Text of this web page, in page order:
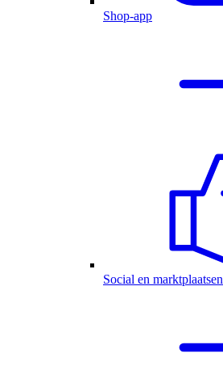
Shop-app
Social en marktplaatsen